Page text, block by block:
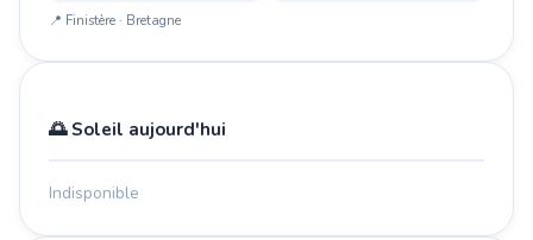
📍 Finistère · Bretagne
🌅 Soleil aujourd'hui
Indisponible